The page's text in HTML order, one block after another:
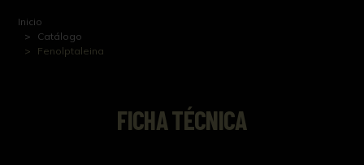
Inicio
Catálogo
Fenolptaleina
FICHA TÉCNICA